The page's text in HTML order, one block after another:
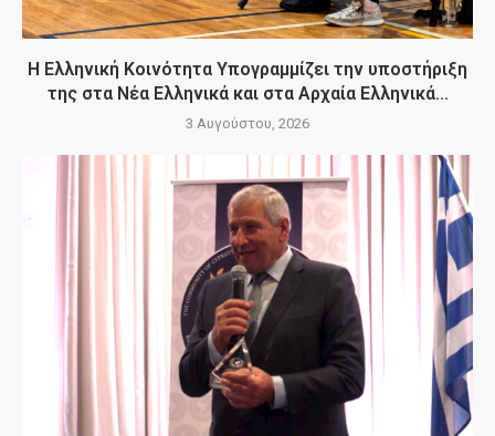
Η Ελληνική Κοινότητα Υπογραμμίζει την υποστήριξη
της στα Νέα Ελληνικά και στα Αρχαία Ελληνικά...
3 Αυγούστου, 2026